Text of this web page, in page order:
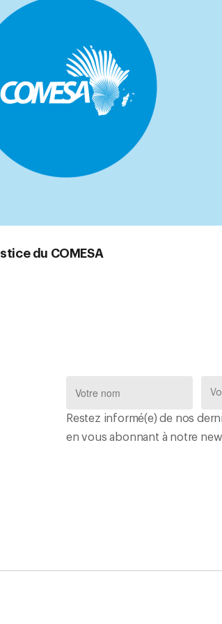
du COMESA
Restez informé(e) de nos
en vous abonnant à notre